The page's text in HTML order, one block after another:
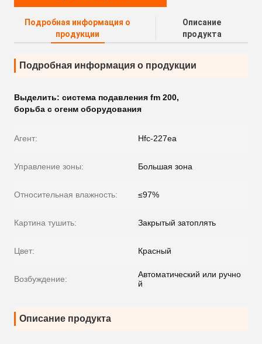
Подробная информация о
продукции
Описание
продукта
Подробная информация о продукции
Выделить: система подавления fm 200,
борьба с огенм оборудования
Агент: Hfc-227ea
Управление зоны: Большая зона
Относительная влажность: ≤97%
Картина тушить: Закрытый затоплять
Цвет: Красный
Возбуждение:
Автоматический или ручно
й
Описание продукта